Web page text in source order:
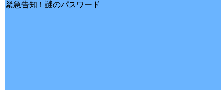
緊急告知！謎のパスワード